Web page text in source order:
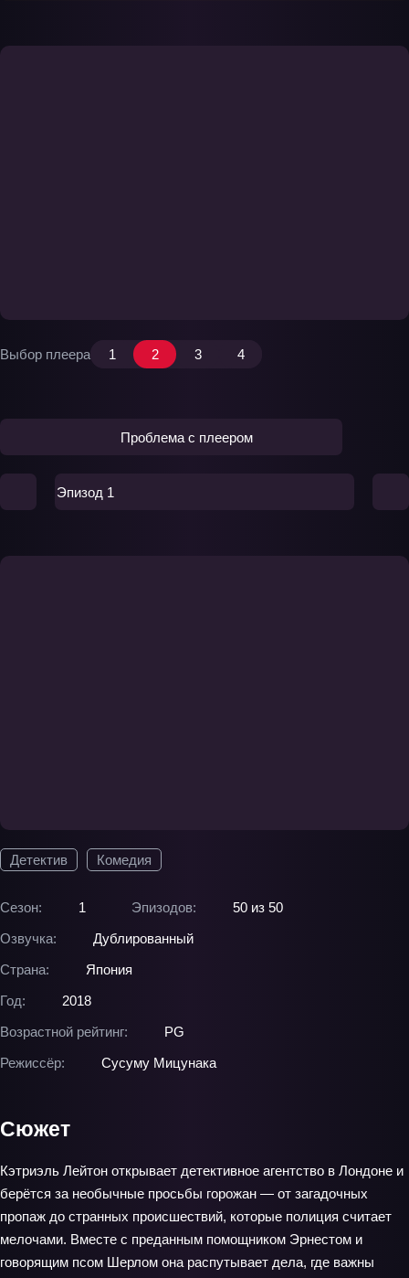
Детектив Комедия
Сезон: 1 Эпизодов:
50 из 50
Озвучка:
Дублированный
Страна:
Япония
Год:
2018
Возрастной рейтинг:
PG
Режиссёр:
Сусуму Мицунака
Выбор плеера 1 2 3 4
Проблема с плеером
Эпизод 1
Сюжет
Кэтриэль Лейтон открывает детективное агентство в Лондоне и
берётся за необычные просьбы горожан — от загадочных
пропаж до странных происшествий, которые полиция считает
мелочами. Вместе с преданным помощником Эрнестом и
говорящим псом Шерлом она распутывает дела, где важны